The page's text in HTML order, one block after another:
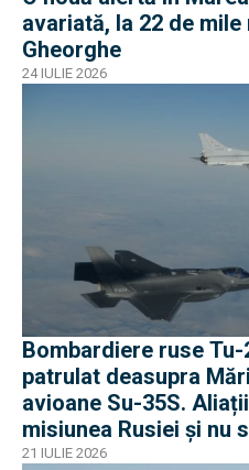
avariată, la 22 de
Gheorghe
24 IULIE 2026
Bombardiere ruse
patrulat deasupra
avioane Su-35S.
misiunea Rusiei și nu
incidente
21 IULIE 2026